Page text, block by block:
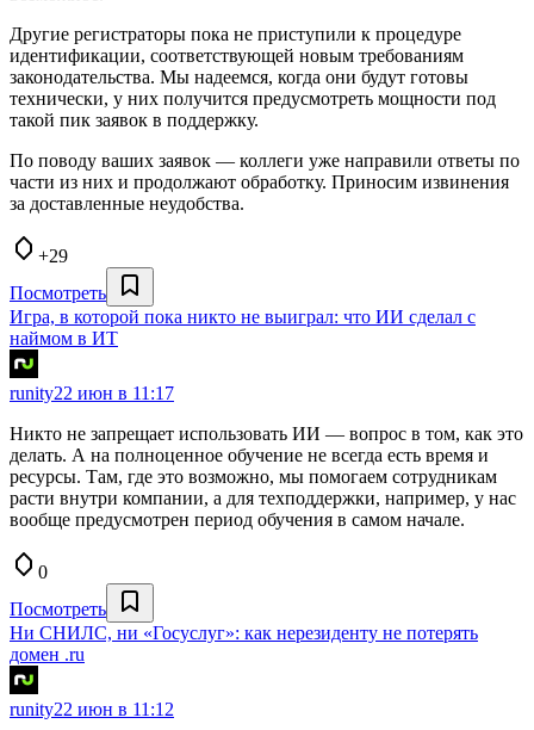
Другие регистраторы пока не приступили к процедуре
идентификации, соответствующей новым требованиям
законодательства. Мы надеемся, когда они будут готовы
технически, у них получится предусмотреть мощности под
такой пик заявок в поддержку.
По поводу ваших заявок — коллеги уже направили ответы по
части из них и продолжают обработку. Приносим извинения
за доставленные неудобства.
+29
Посмотреть
Игра, в которой пока никто не выиграл: что ИИ сделал с
наймом в ИТ
runity22 июн в 11:17
Никто не запрещает использовать ИИ — вопрос в том, как это
делать. А на полноценное обучение не всегда есть время и
ресурсы. Там, где это возможно, мы помогаем сотрудникам
расти внутри компании, а для техподдержки, например, у нас
вообще предусмотрен период обучения в самом начале.
0
Посмотреть
Ни СНИЛС, ни «Госуслуг»: как нерезиденту не потерять
домен .ru
runity22 июн в 11:12